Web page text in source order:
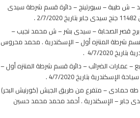
أمام الصاعد – ش طيبة – سبورتينج – دائرة قسم شرطة سيدى
.
برج قصر الصحابة – سيدى بشر – ش محمد نجيب –
شرطة المنتزه أول – الإسكندرية . محمد محروس
يسار الصاعد – الدور الرابع – عمارات الضرائب – دائرة قسم شرطة المنتزه أول –
تريب للسياحة مكتب بالدور الأرضى أمام الصاعد 27 ش طه حمادى – متفرع من طريق الجيش (كورنيش البحر)
جابر – الإسكندرية . أحمد محمد محمد حسين